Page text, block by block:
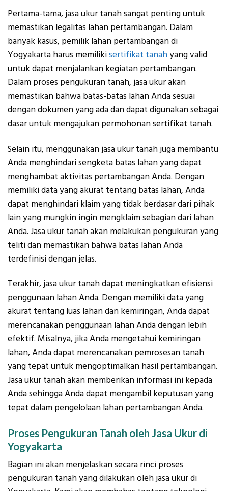
Pertama-tama, jasa ukur tanah sangat penting untuk
memastikan legalitas lahan pertambangan. Dalam
banyak kasus, pemilik lahan pertambangan di
Yogyakarta harus memilikisertifikat tanahyang valid
untuk dapat menjalankan kegiatan pertambangan.
Dalam proses pengukuran tanah, jasa ukur akan
memastikan bahwa batas-batas lahan Anda sesuai
dengan dokumen yang ada dan dapat digunakan sebagai
dasar untuk mengajukan permohonan sertifikat tanah.
Selain itu, menggunakan jasa ukur tanah juga membantu
Anda menghindari sengketa batas lahan yang dapat
menghambat aktivitas pertambangan Anda. Dengan
memiliki data yang akurat tentang batas lahan, Anda
dapat menghindari klaim yang tidak berdasar dari pihak
lain yang mungkin ingin mengklaim sebagian dari lahan
Anda. Jasa ukur tanah akan melakukan pengukuran yang
teliti dan memastikan bahwa batas lahan Anda
terdefinisi dengan jelas.
Terakhir, jasa ukur tanah dapat meningkatkan efisiensi
penggunaan lahan Anda. Dengan memiliki data yang
akurat tentang luas lahan dan kemiringan, Anda dapat
merencanakan penggunaan lahan Anda dengan lebih
efektif. Misalnya, jika Anda mengetahui kemiringan
lahan, Anda dapat merencanakan pemrosesan tanah
yang tepat untuk mengoptimalkan hasil pertambangan.
Jasa ukur tanah akan memberikan informasi ini kepada
Anda sehingga Anda dapat mengambil keputusan yang
tepat dalam pengelolaan lahan pertambangan Anda.
Proses Pengukuran Tanah oleh Jasa Ukur di
Yogyakarta
Bagian ini akan menjelaskan secara rinci proses
pengukuran tanah yang dilakukan oleh jasa ukur di